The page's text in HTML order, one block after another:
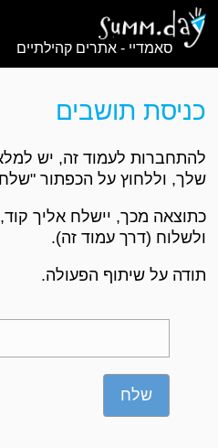
סאמדיי - אתרים קהילתיים
כניסת תושבים
להתחברות לעמוד זה, יש
שלך, וללחוץ על הכפתור
כתוצאה מכך, יישלח אליך
ולשלוח (דרך עמוד זה).
תודה על שיתוף הפעולה.
שלח